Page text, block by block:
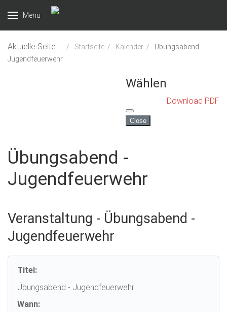
Menu
Aktuelle Seite: Startseite Kalender
Übungsabend -
Jugendfeuerwehr
Wählen
Close
Download PDF
Übungsabend -
Jugendfeuerwehr
Veranstaltung - Übungsabend -
Jugendfeuerwehr
Titel:
Übungsabend - Jugendfeuerwehr
Wann: